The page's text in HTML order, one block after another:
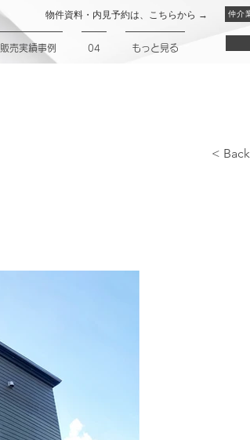
物件資料・内見予約は、こちらから → 仲介
販売実績事例 04 もっと見る
< Back